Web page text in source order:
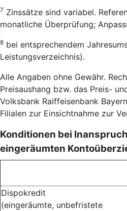
7 Zinssätze sind variabel.
monatliche Überprüfung;
8 bei entsprechendem
Leistungsverzeichnis).
Alle Angaben ohne Gewähr.
Preisaushang bzw. das Preis-
Volksbank Raiffeisenbank
Filialen zur Einsichtnahme zur
Konditionen bei
eingeräumten
Dispokredit
(eingeräumte, unbefristete